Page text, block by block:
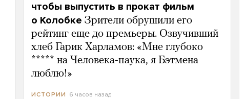
чтобы выпустить в прокат фильм
о Колобке Зрители обрушили его
рейтинг еще до премьеры. Озвучивший
хлеб Гарик Харламов: «Мне глубоко
***** на Человека-паука, я Бэтмена
люблю!»
ИСТОРИИ 6 часов назад